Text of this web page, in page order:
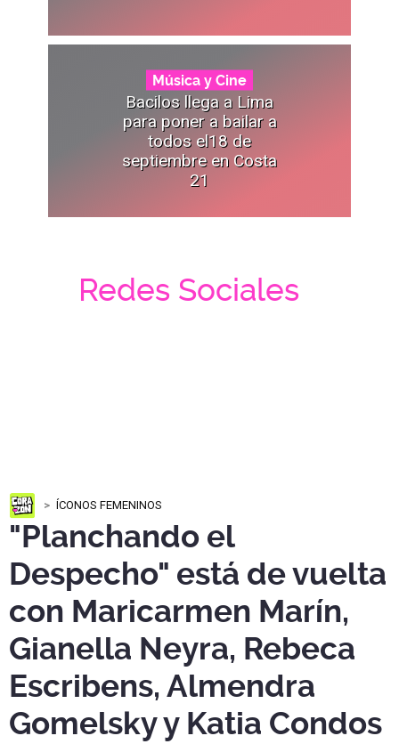
Música y Cine
Bacilos llega a Lima
para poner a bailar a
todos el18 de
septiembre en Costa
21
Redes Sociales
ÍCONOS FEMENINOS
"Planchando el
Despecho" está de vuelta
con Maricarmen Marín,
Gianella Neyra, Rebeca
Escribens, Almendra
Gomelsky y Katia Condos